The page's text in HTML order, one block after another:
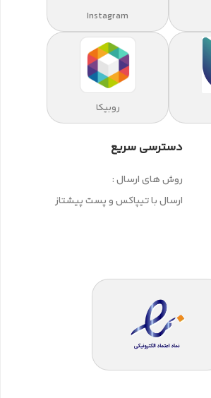
Instagram
روبیکا
دسترسی سریع
روش های ارسال :
ارسال با تیپاکس و پست پیشتاز